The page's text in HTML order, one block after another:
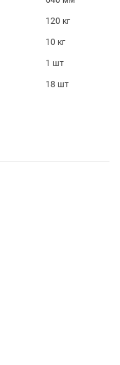
120 кг
10 кг
1 шт
18 шт